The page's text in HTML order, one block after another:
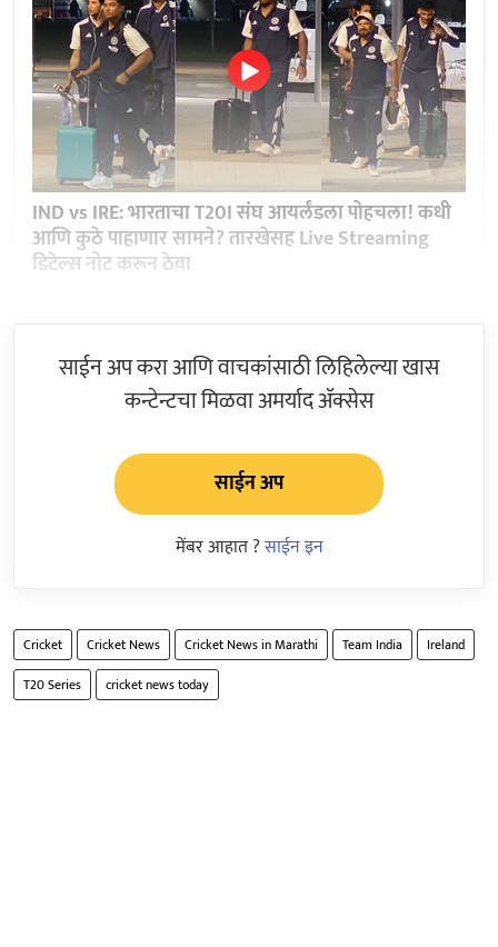
IND vs IRE: भारताचा T20I संघ आयर्लंडला पोहचला! कधी
आणि कुठे पाहाणार सामने? तारखेसह Live Streaming
डिटेल्स नोट करून ठेवा
साईन अप करा आणि वाचकांसाठी लिहिलेल्या खास
कन्टेन्टचा मिळवा अमर्याद ॲक्सेस
साईन अप
मेंबर आहात ?साईन इन
Cricket Cricket News Cricket News in Marathi Team India
Ireland
T20 Series
cricket news today